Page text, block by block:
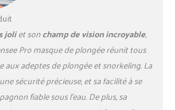
vision générale sous l'eau.
Verre optique Crystal View :
offre une clarté, une couleur
et une transmission de la
lumière supérieures par
rapport aux lentilles en verre
standard. Jusqu'à 15 % de la
joliet sonchamp de vision incroyable,
Pro masque de plongée réunit tous
aux adeptes de plongée et snorkeling. La
sécurité précieuse, et sa facilité à se
fiable sous l’eau. De plus, sa